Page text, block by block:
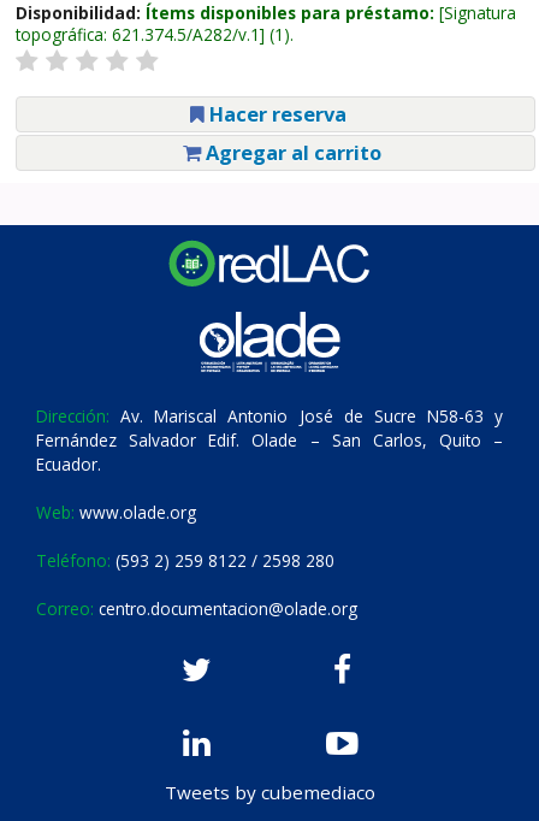
Disponibilidad: Ítems disponibles para préstamo: Signatura
topográfica: 621.374.5/A282/v.1 (1).
Hacer reserva
Agregar al carrito
Dirección: Av. Mariscal Antonio José de Sucre N58-63 y
Fernández Salvador Edif. Olade – San Carlos, Quito –
Ecuador.
Web: www.olade.org
Teléfono: (593 2) 259 8122 / 2598 280
Correo: centro.documentacion@olade.org
Tweets by cubemediaco